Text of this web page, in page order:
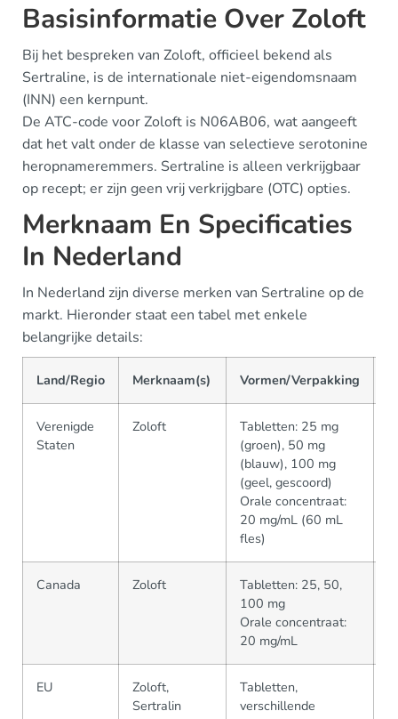
Basisinformatie Over Zoloft
Bij het bespreken van Zoloft, officieel bekend als
Sertraline, is de internationale niet-eigendomsnaam
(INN) een kernpunt.
De ATC-code voor Zoloft is N06AB06, wat aangeeft
dat het valt onder de klasse van selectieve serotonine
heropnameremmers. Sertraline is alleen verkrijgbaar
op recept; er zijn geen vrij verkrijgbare (OTC) opties.
Merknaam En Specificaties
In Nederland
In Nederland zijn diverse merken van Sertraline op de
markt. Hieronder staat een tabel met enkele
belangrijke details:
Land/Regio Merknaam(s) Vormen/Verpakking
Verenigde
Staten
Zoloft
Tabletten: 25 mg
(groen), 50 mg
(blauw), 100 mg
(geel, gescoord)
Orale concentraat:
20 mg/mL (60 mL
fles)
Canada Zoloft
Tabletten: 25, 50,
100 mg
Orale concentraat:
20 mg/mL
EU
Zoloft,
Sertralin
Tabletten,
verschillende